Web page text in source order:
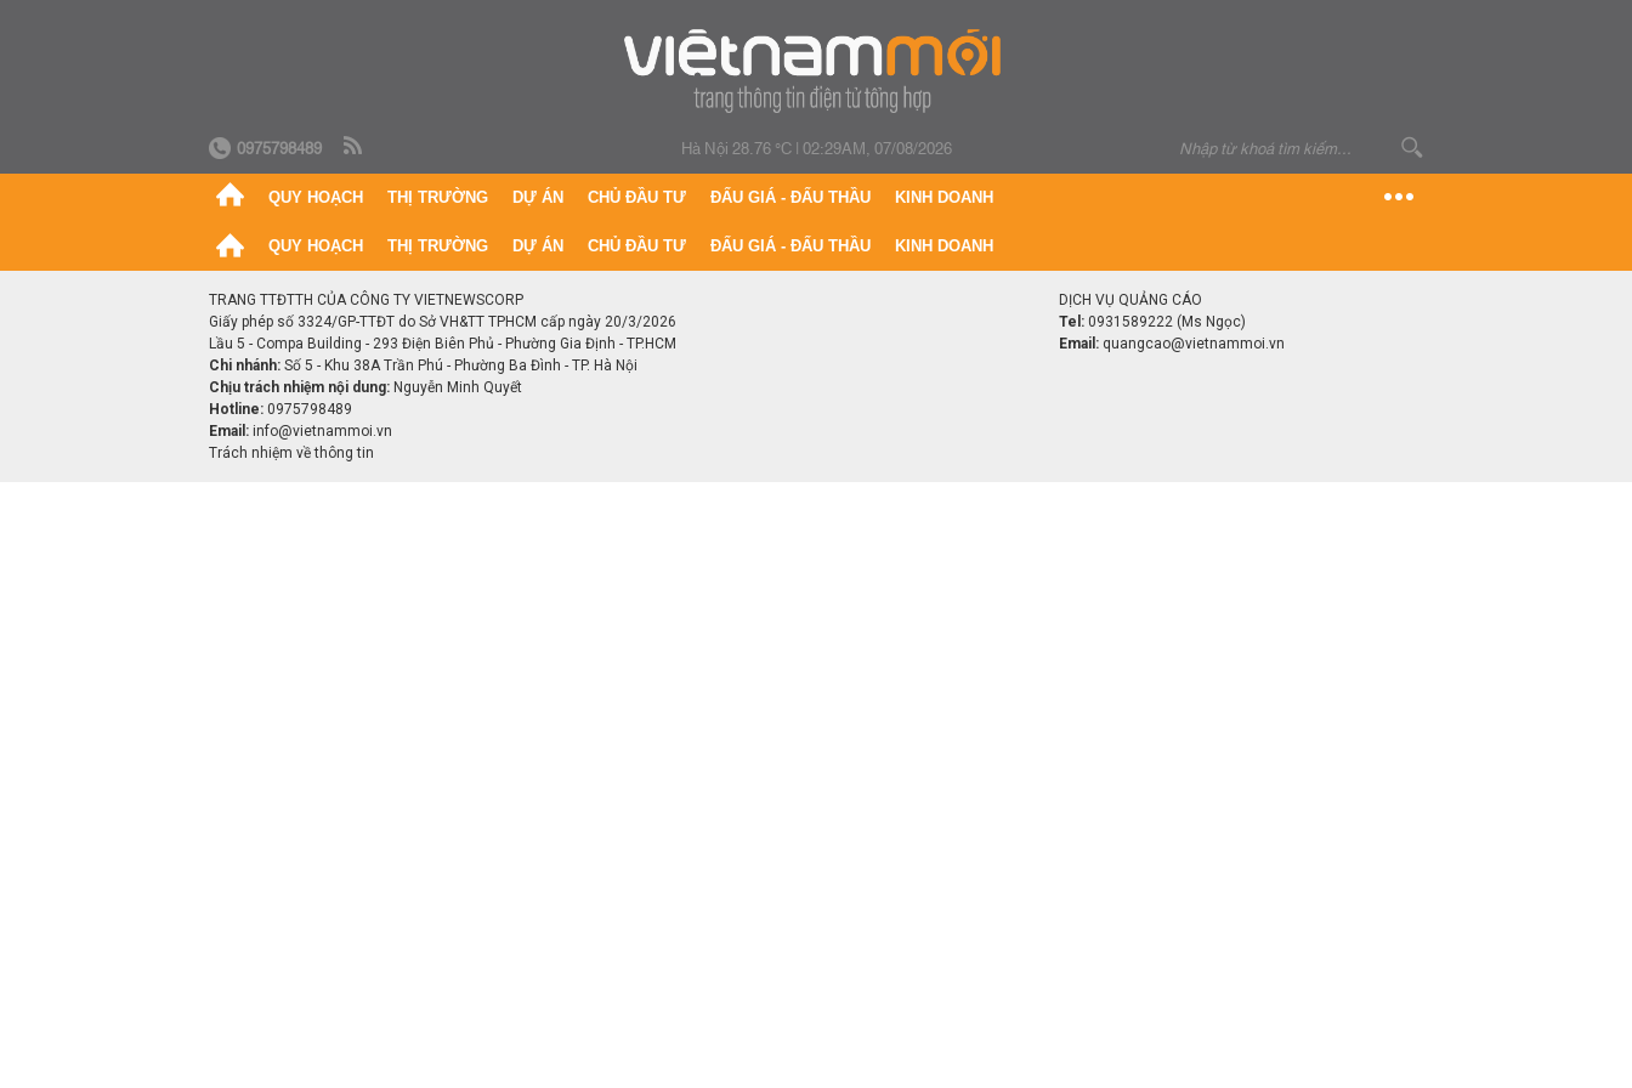
0975798489 Hà Nội 28.76 °C|02:29AM, 07/08/2026
QUY HOẠCH THỊ TRƯỜNG DỰ ÁN CHỦ ĐẦU TƯ ĐẤU GIÁ - ĐẤU THẦU KINH DOANH
QUY HOẠCH THỊ TRƯỜNG DỰ ÁN CHỦ ĐẦU TƯ ĐẤU GIÁ - ĐẤU THẦU KINH DOANH
TRANG TTĐTTH CỦA CÔNG TY VIETNEWSCORP
Giấy phép số 3324/GP-TTĐT do Sở VH&TT TPHCM cấp ngày 20/3/2026
Lầu 5 - Compa Building - 293 Điện Biên Phủ - Phường Gia Định - TP.HCM
Chi nhánh: Số 5 - Khu 38A Trần Phú - Phường Ba Đình - TP. Hà Nội
Chịu trách nhiệm nội dung: Nguyễn Minh Quyết
Hotline: 0975798489
Email: info@vietnammoi.vn
Trách nhiệm về thông tin
DỊCH VỤ QUẢNG CÁO
Tel: 0931589222 (Ms Ngọc)
Email: quangcao@vietnammoi.vn